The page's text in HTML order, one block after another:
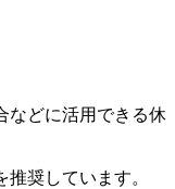
などに活用できる休
奨しています。